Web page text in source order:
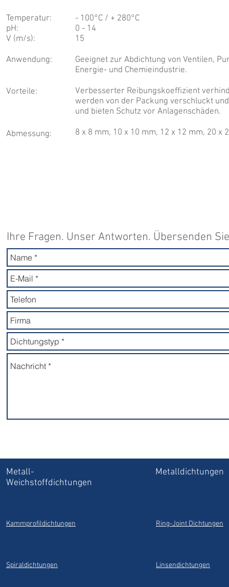
Temperatur:
pH:
V (m/s):
Anwendung:
Vorteile:
Abmessung:
- 100°C / + 280°C
0 - 14
15
Geeignet zur Abdichtung von Ventilen,
Energie- und Chemieindustrie.
Verbesserter Reibungskoeffizient
werden von der Packung verschluckt
und bieten Schutz vor Anlagenschäden.
8 x 8 mm, 10 x 10 mm, 12 x 12 mm, 20 x
Ihre Fragen. Unser Antworten. Übersenden
Metall-
Weichstoffdichtungen
Kammprofildichtungen
Spiraldichtungen
Metalldichtungen
Ring-Joint Dichtungen
Linsendichtungen